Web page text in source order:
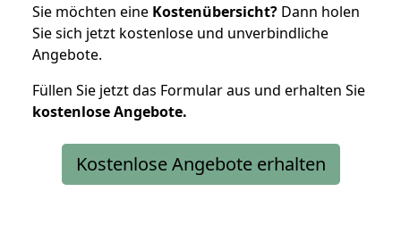
Sie möchten eine Kostenübersicht? Dann holen
Sie sich jetzt kostenlose und unverbindliche
Angebote.
Füllen Sie jetzt das Formular aus und erhalten Sie
kostenloseAngebote.
Kostenlose Angebote erhalten